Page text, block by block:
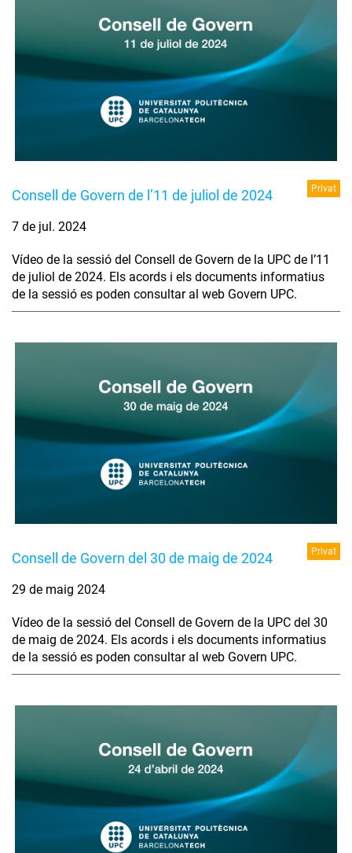
Consell de Govern de l’11 de juliol de 2024 Privat
7 de jul. 2024
Vídeo de la sessió del Consell de Govern de la UPC de l’11
de juliol de 2024. Els acords i els documents informatius
de la sessió es poden consultar al web Govern UPC.
Consell de Govern del 30 de maig de 2024 Privat
29 de maig 2024
Vídeo de la sessió del Consell de Govern de la UPC del 30
de maig de 2024. Els acords i els documents informatius
de la sessió es poden consultar al web Govern UPC.